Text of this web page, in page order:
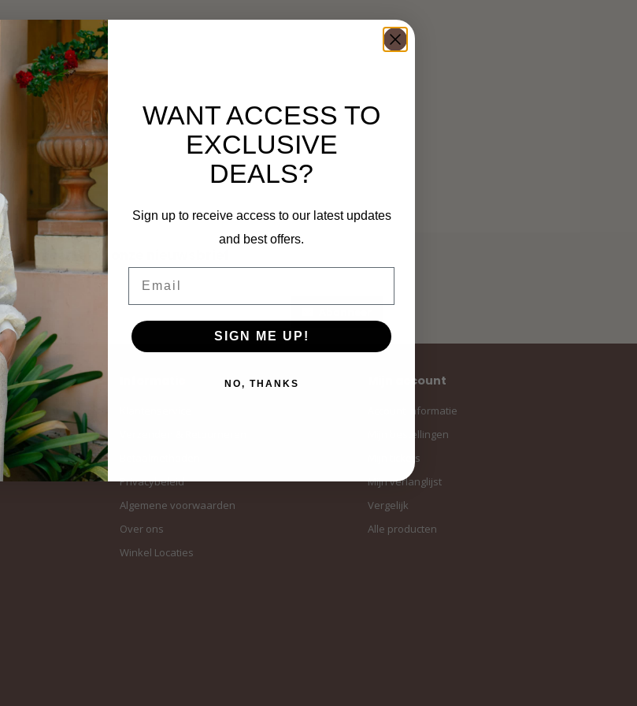
Abonneer je op onze nieuwsbrief
Blijf op de hoogte over onze laatste acties
Privacybeleid
Algemene voorwaarden
Over ons
Winkel Locaties
Mijn account
Account informatie
Mijn bestellingen
Mijn tickets
Mijn verlanglijst
Vergelijk
Alle producten
WANT ACCESS TO
EXCLUSIVE
DEALS?
Sign up to receive access to our latest updates
and best offers.
SIGN ME UP!
NO, THANKS